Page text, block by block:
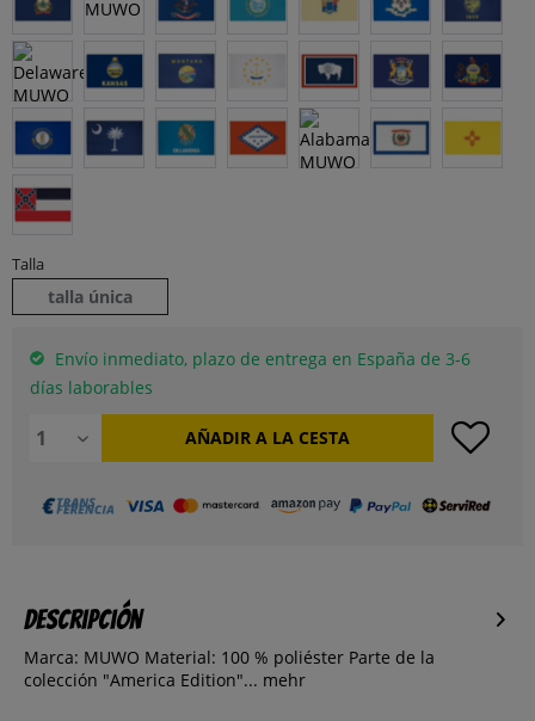
Talla
talla única
Envío inmediato, plazo de entrega en España de 3-6
días laborables
AÑADIR A LA CESTA
Descripción
Marca: MUWO Material: 100 % poliéster Parte de la
colección "America Edition"... mehr